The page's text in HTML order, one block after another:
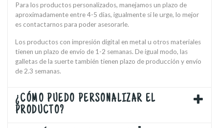
Para los productos personalizados, manejamos un plazo de
aproximadamente entre 4-5 días, igualmente si le urge, lo mejor
es contactarnos para poder asesorarle.
Los productos con impresión digital en metal u otros materiales
tienen un plazo de envío de 1-2 semanas. De igual modo, las
galletas de la suerte también tienen plazo de producción y envío
de 2.3 semanas.
¿CÓMO PUEDO PERSONALIZAR EL
PRODUCTO?